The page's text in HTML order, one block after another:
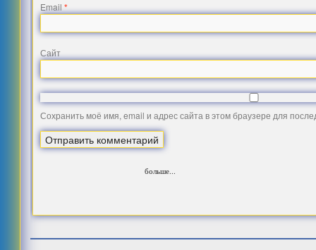
Email*
Сайт
Сохранить моё имя, email и адрес сайта в этом браузере для
больше...